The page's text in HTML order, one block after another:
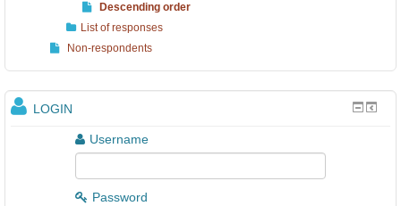
Descending order
List of responses
Non-respondents
LOGIN
Username
Password